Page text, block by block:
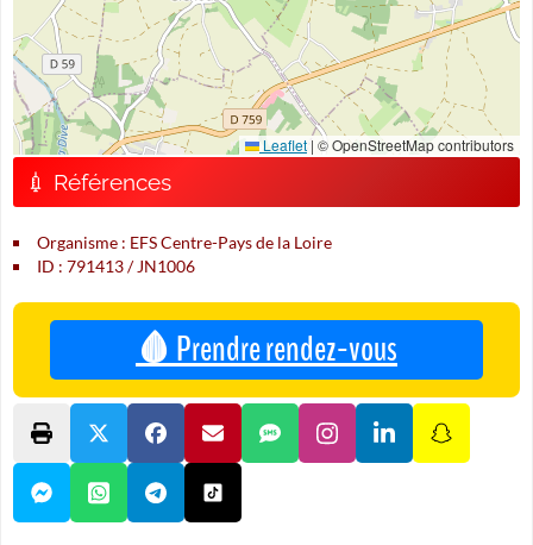
Leaflet | © OpenStreetMap contributors
💉 Références
Organisme : EFS Centre-Pays de la Loire
ID : 791413 / JN1006
🩸 Prendre rendez-vous